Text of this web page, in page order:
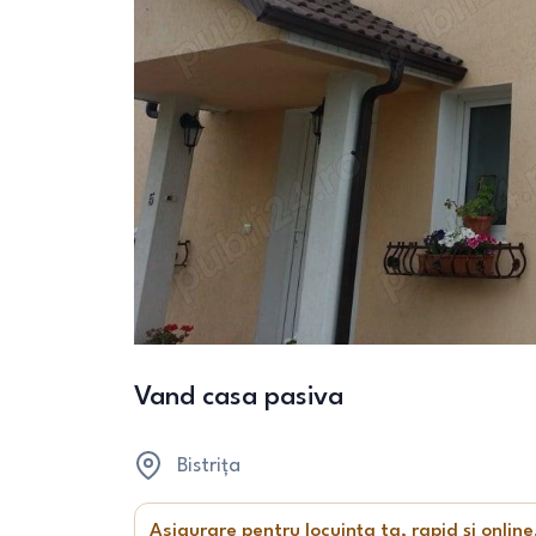
Vand casa pasiva
Bistrița
Asigurare pentru locuința ta, rapid și